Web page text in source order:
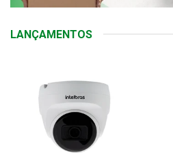
LANÇAMENTOS